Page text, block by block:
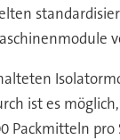
ist es
Packmitteln